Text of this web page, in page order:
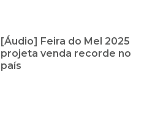
[Áudio] Feira do Mel 2025
projeta venda recorde no
país